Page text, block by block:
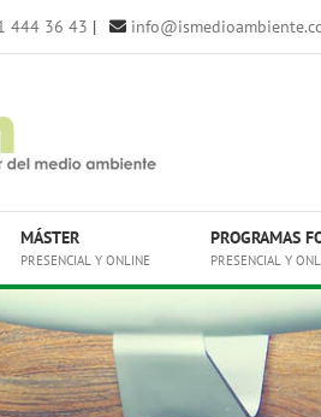
444 36 43 |
MÁSTER
PRESENCIAL Y ONLINE
PROGRAMAS
PRESENCIAL Y